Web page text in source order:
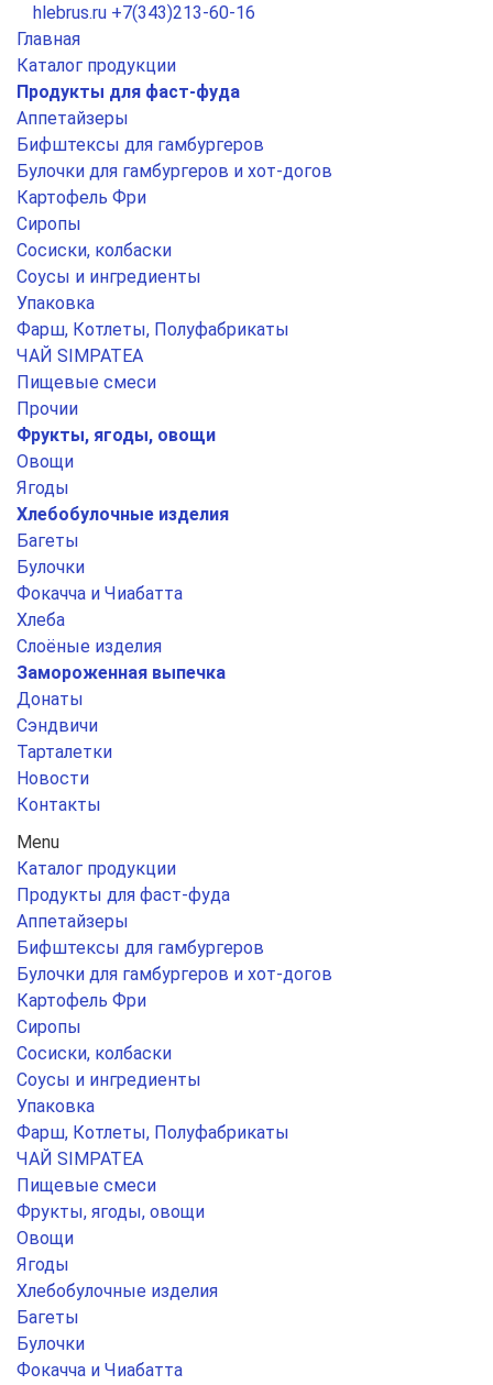
hlebrus.ru +7(343)213-60-16
Главная
Каталог продукции
Продукты для фаст-фуда
Аппетайзеры
Бифштексы для гамбургеров
Булочки для гамбургеров и хот-догов
Картофель Фри
Сиропы
Сосиски, колбаски
Соусы и ингредиенты
Упаковка
Фарш, Котлеты, Полуфабрикаты
ЧАЙ SIMPATEA
Пищевые смеси
Прочии
Фрукты, ягоды, овощи
Овощи
Ягоды
Хлебобулочные изделия
Багеты
Булочки
Фокачча и Чиабатта
Хлеба
Слоёные изделия
Замороженная выпечка
Донаты
Сэндвичи
Тарталетки
Новости
Контакты
Menu
Каталог продукции
Продукты для фаст-фуда
Аппетайзеры
Бифштексы для гамбургеров
Булочки для гамбургеров и хот-догов
Картофель Фри
Сиропы
Сосиски, колбаски
Соусы и ингредиенты
Упаковка
Фарш, Котлеты, Полуфабрикаты
ЧАЙ SIMPATEA
Пищевые смеси
Фрукты, ягоды, овощи
Овощи
Ягоды
Хлебобулочные изделия
Багеты
Булочки
Фокачча и Чиабатта